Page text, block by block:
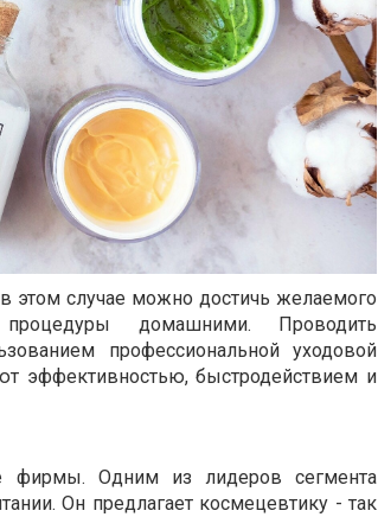
случае можно достичь желаемого
домашними. Проводить
профессиональной уходовой
эффективностью, быстродействием и
фирмы. Одним из лидеров сегмента
Он предлагает космецевтику - так